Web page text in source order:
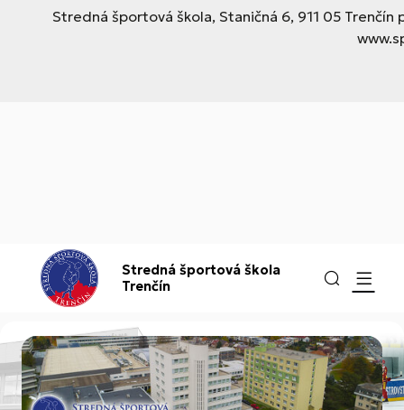
Stredná športová škola, Staničná 6, 911 05
Stredná športová škola
Trenčín